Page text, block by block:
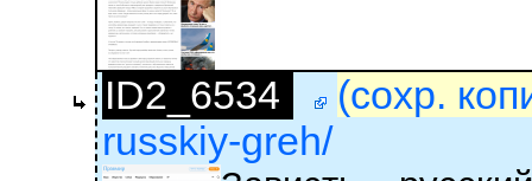
ID2_6534
(сохр.
russkiy-greh/